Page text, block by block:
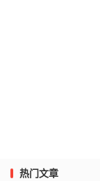
热门文章